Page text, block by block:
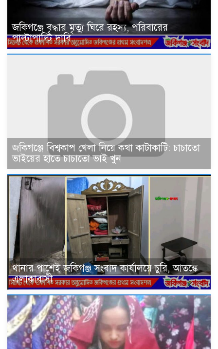
জকিগঞ্জে বৃদ্ধার মৃত্যু ঘিরে রহস্য, পরিবারের
পাল্টাপাল্টি দাবি
জকিগঞ্জে বিশ্বকাপ খেলা নিয়ে কথা কাটাকাটি: চাচাতো
ভাইয়ের হাতে চাচাতো ভাই খুন
থানার পাশেই জকিগঞ্জ সংবাদ কার্যালয়ে চুরি, আতঙ্কে
এলাকাবাসী